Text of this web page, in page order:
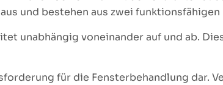
und bestehen aus zwei funktionsfähigen
unabhängig voneinander auf und ab.
für die Fensterbehandlung dar.